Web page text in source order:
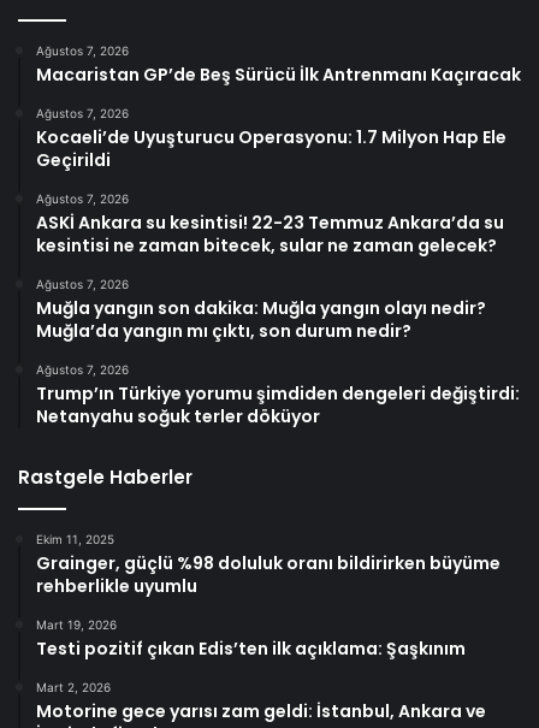
Ağustos 7, 2026
Macaristan GP’de Beş Sürücü İlk Antrenmanı Kaçıracak
Ağustos 7, 2026
Kocaeli’de Uyuşturucu Operasyonu: 1.7 Milyon Hap Ele
Geçirildi
Ağustos 7, 2026
ASKİ Ankara su kesintisi! 22-23 Temmuz Ankara’da su
kesintisi ne zaman bitecek, sular ne zaman gelecek?
Ağustos 7, 2026
Muğla yangın son dakika: Muğla yangın olayı nedir?
Muğla’da yangın mı çıktı, son durum nedir?
Ağustos 7, 2026
Trump’ın Türkiye yorumu şimdiden dengeleri değiştirdi:
Netanyahu soğuk terler döküyor
Rastgele Haberler
Ekim 11, 2025
Grainger, güçlü %98 doluluk oranı bildirirken büyüme
rehberlikle uyumlu
Mart 19, 2026
Testi pozitif çıkan Edis’ten ilk açıklama: Şaşkınım
Mart 2, 2026
Motorine gece yarısı zam geldi: İstanbul, Ankara ve